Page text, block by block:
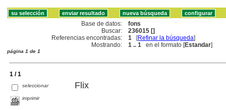
Base de datos:
fons
Buscar:
236015 []
Referencias encontradas:
1 [Refinar la búsqueda]
Mostrando:
1 .. 1 en el formato [Estandar]
página 1 de 1
1 / 1
seleccionar
imprimir
Flix